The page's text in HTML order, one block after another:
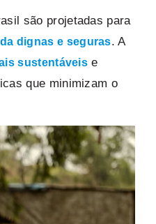
são projetadas para
dignas e seguras. A
sustentáveis e
que minimizam o